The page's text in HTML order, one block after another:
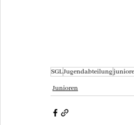
SGLJugendabteilung
Junioren